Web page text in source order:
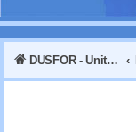
DUSFOR - United Sk8 Nations :: Inline skaten in Düsseldorf